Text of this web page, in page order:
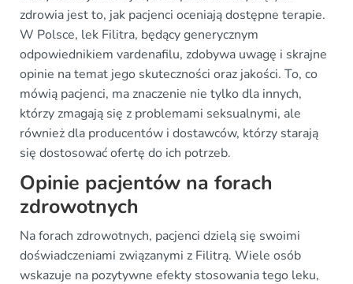
zdrowia jest to, jak pacjenci oceniają dostępne terapie.
W Polsce, lek Filitra, będący generycznym
odpowiednikiem vardenafilu, zdobywa uwagę i skrajne
opinie na temat jego skuteczności oraz jakości. To, co
mówią pacjenci, ma znaczenie nie tylko dla innych,
którzy zmagają się z problemami seksualnymi, ale
również dla producentów i dostawców, którzy starają
się dostosować ofertę do ich potrzeb.
Opinie pacjentów na forach
zdrowotnych
Na forach zdrowotnych, pacjenci dzielą się swoimi
doświadczeniami związanymi z Filitrą. Wiele osób
wskazuje na pozytywne efekty stosowania tego leku,